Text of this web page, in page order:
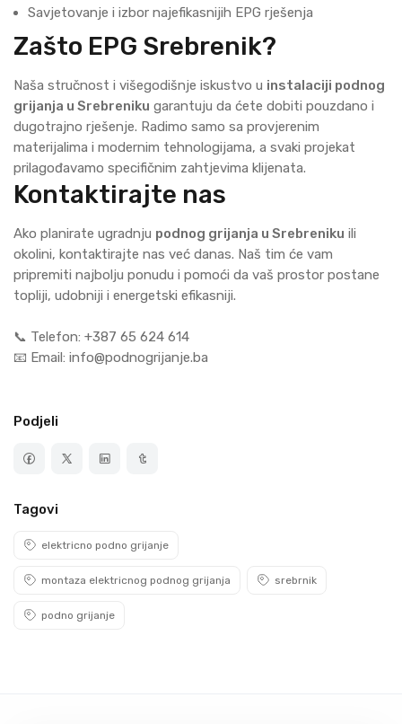
Savjetovanje i izbor najefikasnijih EPG rješenja
Zašto EPG Srebrenik?
Naša stručnost i višegodišnje iskustvo u instalaciji podnog
grijanja u Srebreniku garantuju da ćete dobiti pouzdano i
dugotrajno rješenje. Radimo samo sa provjerenim
materijalima i modernim tehnologijama, a svaki projekat
prilagođavamo specifičnim zahtjevima klijenata.
Kontaktirajte nas
Ako planirate ugradnju podnog grijanja u Srebreniku ili
okolini, kontaktirajte nas već danas. Naš tim će vam
pripremiti najbolju ponudu i pomoći da vaš prostor postane
topliji, udobniji i energetski efikasniji.
📞 Telefon: +387 65 624 614
📧 Email: info@podnogrijanje.ba
Podjeli
Tagovi
elektricno podno grijanje
montaza elektricnog podnog grijanja srebrnik
podno grijanje